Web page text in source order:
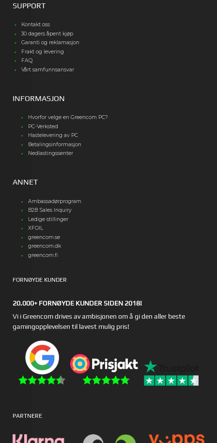
SUPPORT
Kontakt oss
30 dagers åpent kjøp
Garanti og reklamasjon
Frakt og levering
FAQ
Vårt samfunnsansvar
INFORMASJON
Hvorfor velge en Greencom PC?
PC-Verksted
Hastelevering av PC
Betalingsinformasjon
Nedlastingssenter
ANNET
Ambassadørprogram
B2B Sales Inquiry
Ledige stillinger
XFOIL
greencom.se
greencom.dk
greencom.fi
FORNØYDE KUNDER
20.000+ FORNØYDE KUNDER SIDEN 2018!
Vi i Greencom drives av ambisjonen om å gi den aller beste
gamingopplevelsen til lavest mulig pris!
PARTNERE